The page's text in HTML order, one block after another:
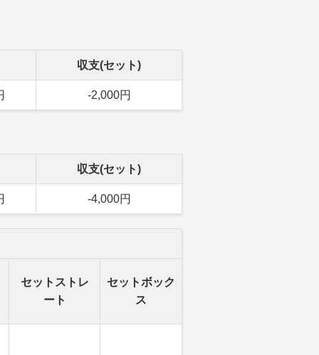
収支(セット)
-2,000円
収支(セット)
-4,000円
セットストレ
ート
セットボック
ス